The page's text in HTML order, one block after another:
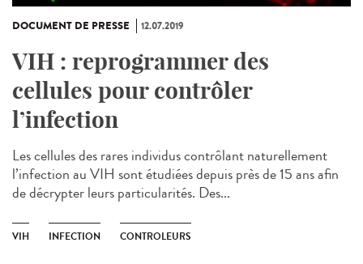
DOCUMENT DE PRESSE 12.07.2019
VIH : reprogrammer des
cellules pour contrôler
l’infection
Les cellules des rares individus contrôlant naturellement
l’infection au VIH sont étudiées depuis près de 15 ans afin
de décrypter leurs particularités. Des...
VIH INFECTION CONTROLEURS